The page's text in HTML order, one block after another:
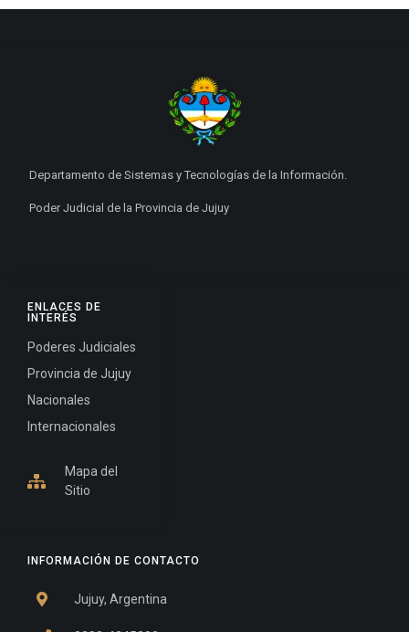
INFORMACIÓN DE CONTACTO
Jujuy, Argentina
ENLACES DE
INTERÉS
Poderes Judiciales
Provincia de Jujuy
Nacionales
Internacionales
Mapa del
Sitio
Departamento de Sistemas y Tecnologías de la Información.
Poder Judicial de la Provincia de Jujuy